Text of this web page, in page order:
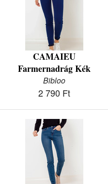
CAMAIEU
Farmernadrág Kék
Bibloo
2 790 Ft